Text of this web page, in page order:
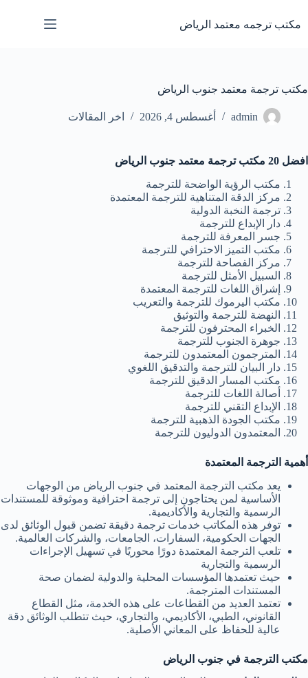
إلى
المحتوى
مكتب ترجمه معتمد الرياض
مكتب ترجمة معتمد جنوب الرياض
admin أغسطس 4, 2026 اخر المقالات
افضل 20 مكتب ترجمة معتمد جنوب الرياض
مكتب الرؤية الواضحة للترجمة
مركز الدقة المتناهية للترجمة المعتمدة
ترجمة النخبة الدولية
دار الإبداع للترجمة
جسر المعرفة للترجمة
مكتب التميز الاحترافي للترجمة
مركز الفصاحة للترجمة
السبيل الأمثل للترجمة
إشراق اللغات للترجمة المعتمدة
مكتب اليرموك للترجمة والتعريب
النهضة للترجمة والتوثيق
الخبراء المحترفون للترجمة
جوهرة الجنوب للترجمة
المترجمون المعتمدون للترجمة
دار البيان للترجمة والتدقيق اللغوي
مكتب المسار الدقيق للترجمة
أصالة اللغات للترجمة
الإبداع التقني للترجمة
مكتب الجودة الذهبية للترجمة
المعتمدون الدوليون للترجمة
أهمية الترجمة المعتمدة
يعد مكتب الترجمة المعتمد في جنوب الرياض من الوجهات
الأساسية لمن يحتاجون إلى ترجمة احترافية وموثوقة للمستندات
الرسمية والتجارية والأكاديمية.
توفر هذه المكاتب خدمات ترجمة دقيقة تضمن قبول الوثائق لدى
الجهات الحكومية، السفارات، الجامعات، والشركات العالمية.
تلعب الترجمة المعتمدة دورًا محوريًا في تسهيل الإجراءات
الرسمية والتجارية
حيث تعتمدها المؤسسات المحلية والدولية لضمان صحة
المستندات المترجمة.
تعتمد العديد من القطاعات على هذه الخدمة، مثل القطاع
القانوني، الطبي، الأكاديمي، والتجاري، حيث تتطلب الوثائق دقة
عالية للحفاظ على المعاني الأصلية.
مكتب الترجمة في جنوب الرياض